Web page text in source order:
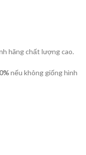
hãng chất lượng cao.
nếu không giống hình